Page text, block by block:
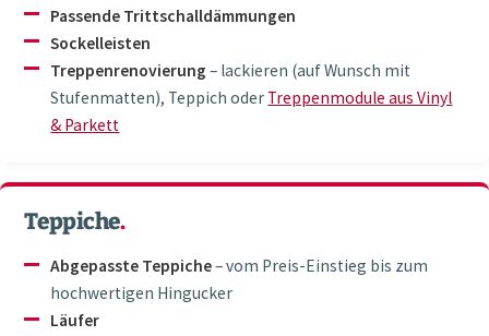
Passende Trittschalldämmungen
Sockelleisten
Treppenrenovierung – lackieren (auf Wunsch mit
Stufenmatten), Teppich oder Treppenmodule aus Vinyl
& Parkett
Teppiche.
Abgepasste Teppiche– vom Preis-Einstieg bis zum
hochwertigen Hingucker
Läufer